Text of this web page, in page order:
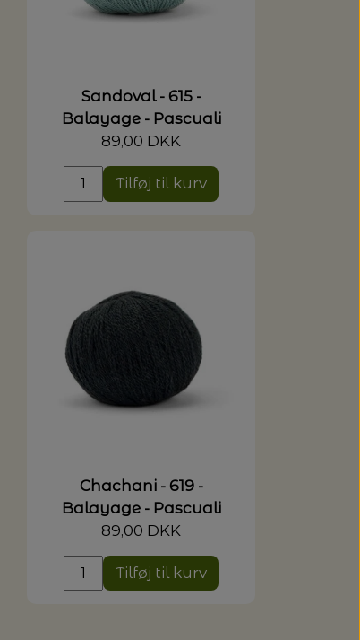
Sandoval - 615 -
Balayage - Pascuali
89,00 DKK
Tilføj til kurv
Chachani - 619 -
Balayage - Pascuali
89,00 DKK
Tilføj til kurv